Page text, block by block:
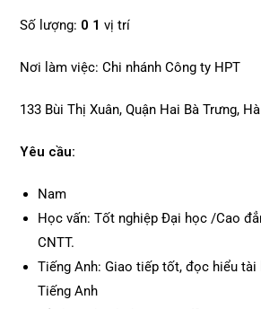
Số lượng: 0 1 vị trí
Nơi làm việc: Chi nhánh Công ty HPT
133 Bùi Thị Xuân, Quận Hai Bà Trưng,
Yêu cầu:
Nam
Học vấn: Tốt nghiệp Đại học /Cao
CNTT.
Tiếng Anh: Giao tiếp tốt, đọc hiểu tài
Tiếng Anh